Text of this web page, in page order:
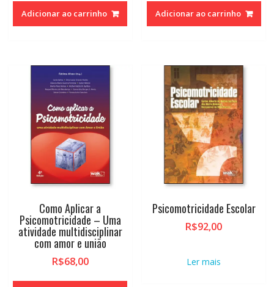
Adicionar ao carrinho Adicionar ao carrinho
Como Aplicar a
Psicomotricidade – Uma
atividade multidisciplinar
com amor e união
R$68,00
Psicomotricidade Escolar
R$92,00
Ler mais